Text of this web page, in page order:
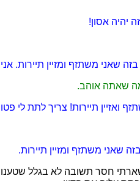
יהיה אסון!
שאני משתזף ומזיין תיירות.
שאתה אוהב.
ואזיין תיירות! צריך לתת לי
שאני משתזף ומזיין תיירות.
חסר תשובה לא בגלל